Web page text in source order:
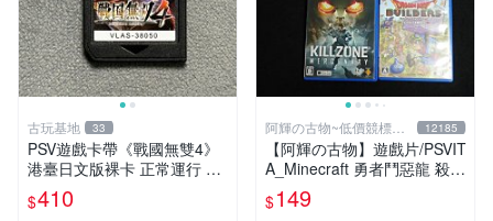
古玩基地 33
PSV遊戲卡帶《戰國無雙4》
港臺日文版裸卡 正常運行 臺
灣索尼專用 游戲機械玩不了
戰國無雙 4 PSV 港版 卡帶 無
$410
阿輝の古物~低價競標五
六日結標
12185
【阿輝の古物】遊戲片/PSVIT
A_Minecraft 勇者鬥惡龍 殺戮
地帶 英雄傳說 槍彈辯駁 一批
合售_刮痕污漬_1元起標無底
$149